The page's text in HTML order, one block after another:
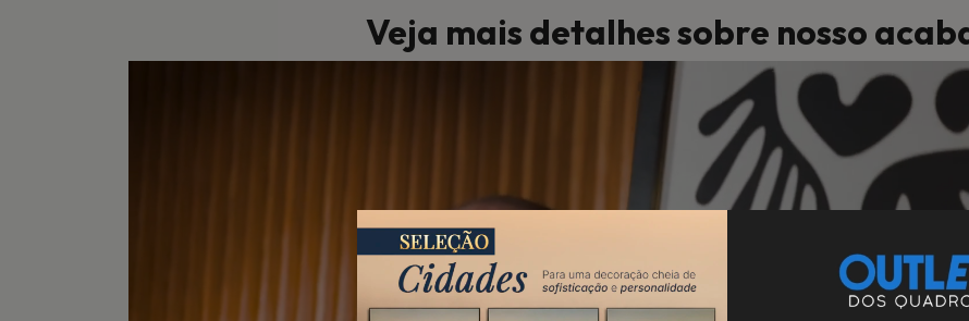
Veja mais detalhes sobre nosso